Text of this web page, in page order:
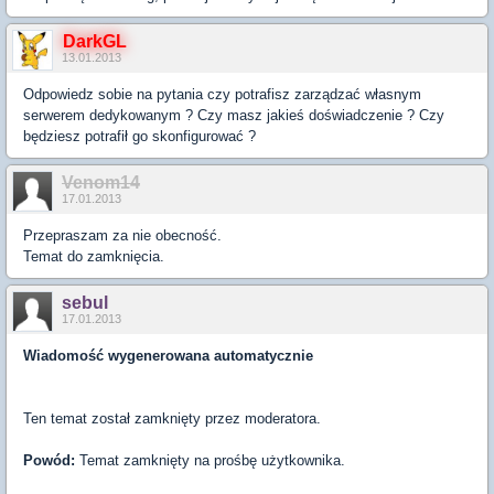
DarkGL
13.01.2013
Odpowiedz sobie na pytania czy potrafisz zarządzać własnym
serwerem dedykowanym ? Czy masz jakieś doświadczenie ? Czy
będziesz potrafił go skonfigurować ?
Venom14
17.01.2013
Przepraszam za nie obecność.
Temat do zamknięcia.
sebul
17.01.2013
Wiadomość wygenerowana automatycznie
Ten temat został zamknięty przez moderatora.
Powód: Temat zamknięty na prośbę użytkownika.